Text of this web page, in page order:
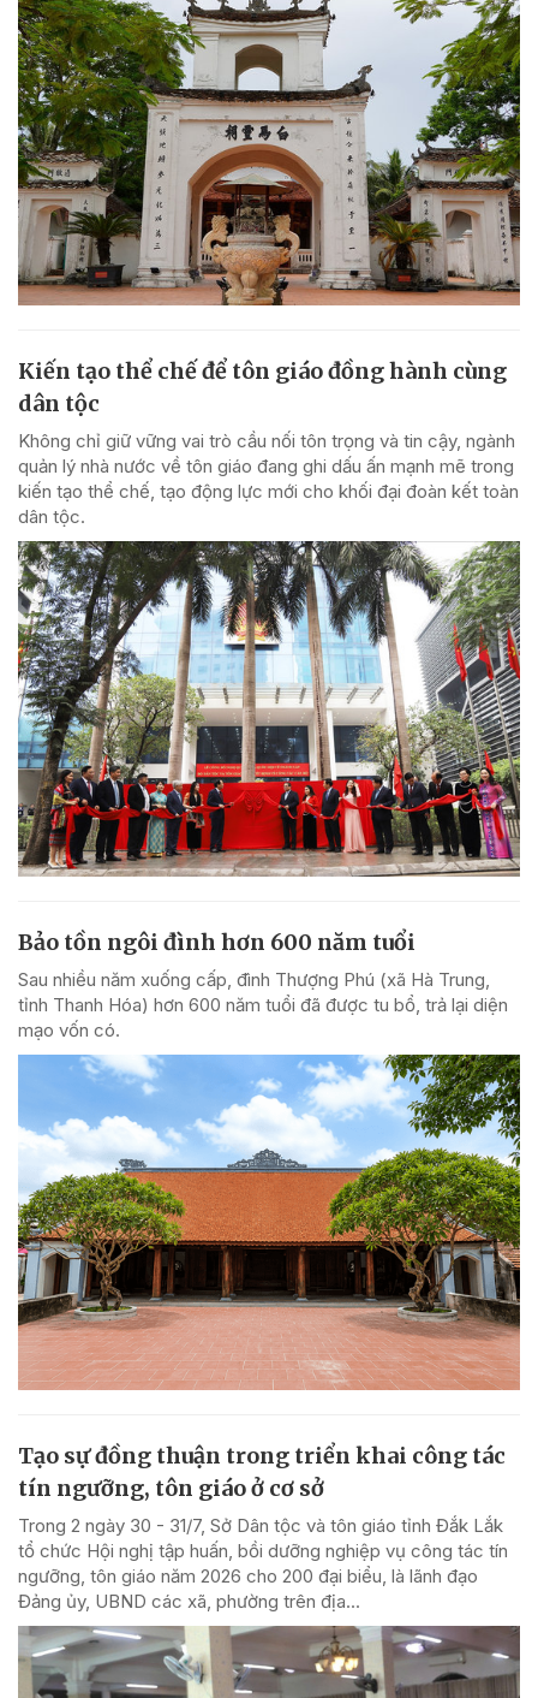
Kiến tạo thể chế để tôn giáo đồng hành cùng
dân tộc
Không chỉ giữ vững vai trò cầu nối tôn trọng và tin cậy, ngành
quản lý nhà nước về tôn giáo đang ghi dấu ấn mạnh mẽ trong
kiến tạo thể chế, tạo động lực mới cho khối đại đoàn kết toàn
dân tộc.
Bảo tồn ngôi đình hơn 600 năm tuổi
Sau nhiều năm xuống cấp, đình Thượng Phú (xã Hà Trung,
tỉnh Thanh Hóa) hơn 600 năm tuổi đã được tu bổ, trả lại diện
mạo vốn có.
Tạo sự đồng thuận trong triển khai công tác
tín ngưỡng, tôn giáo ở cơ sở
Trong 2 ngày 30 - 31/7, Sở Dân tộc và tôn giáo tỉnh Đắk Lắk
tổ chức Hội nghị tập huấn, bồi dưỡng nghiệp vụ công tác tín
ngưỡng, tôn giáo năm 2026 cho 200 đại biểu, là lãnh đạo
Đảng ủy, UBND các xã, phường trên địa...